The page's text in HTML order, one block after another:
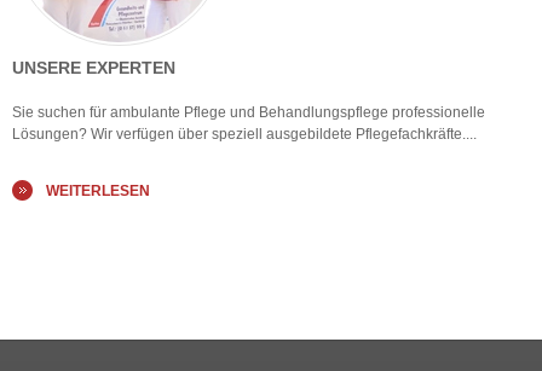
UNSERE EXPERTEN
Sie suchen für ambulante Pflege und Behandlungspflege professionelle
Lösungen? Wir verfügen über speziell ausgebildete Pflegefachkräfte....
WEITERLESEN